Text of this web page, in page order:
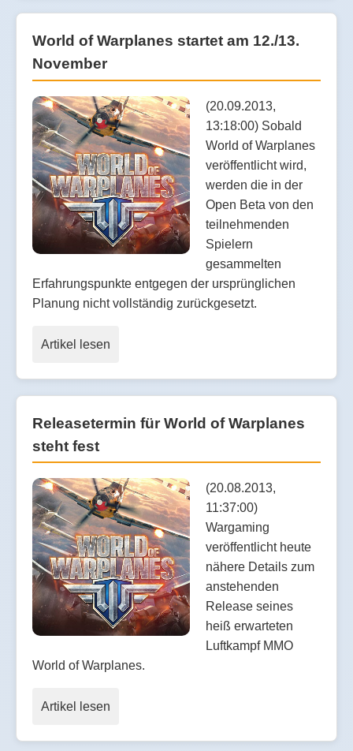
World of Warplanes startet am 12./13.
November
(20.09.2013,
13:18:00) Sobald
World of Warplanes
veröffentlicht wird,
werden die in der
Open Beta von den
teilnehmenden
Spielern
gesammelten
Erfahrungspunkte entgegen der ursprünglichen
Planung nicht vollständig zurückgesetzt.
Artikel lesen
Releasetermin für World of Warplanes
steht fest
(20.08.2013,
11:37:00)
Wargaming
veröffentlicht heute
nähere Details zum
anstehenden
Release seines
heiß erwarteten
Luftkampf MMO
World of Warplanes.
Artikel lesen